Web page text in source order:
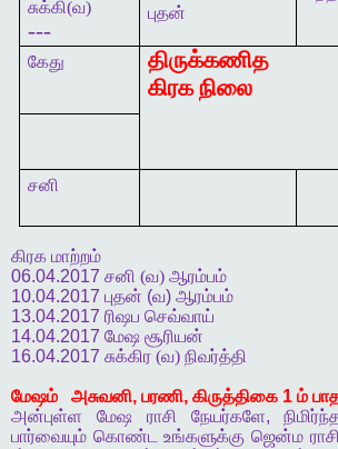
சுக்கி(வ)
---
புதன்
கேது
திருக்கணித
கிரக நிலை
சனி
கிரக மாற்றம்
06.04.2017 சனி (வ) ஆரம்பம்
10.04.2017 புதன் (வ) ஆரம்பம்
13.04.2017 ரிஷப செவ்வாய்
14.04.2017 மேஷ சூரியன்
16.04.2017 சுக்கிர (வ) நிவர்த்தி
மேஷம் அசுவனி, பரணி, கிருத்திகை 1 ம்
அன்புள்ள
மேஷ ராசி நேயர்களே,
பார்வையும் கொண்ட உங்களுக்கு ஜென்ம